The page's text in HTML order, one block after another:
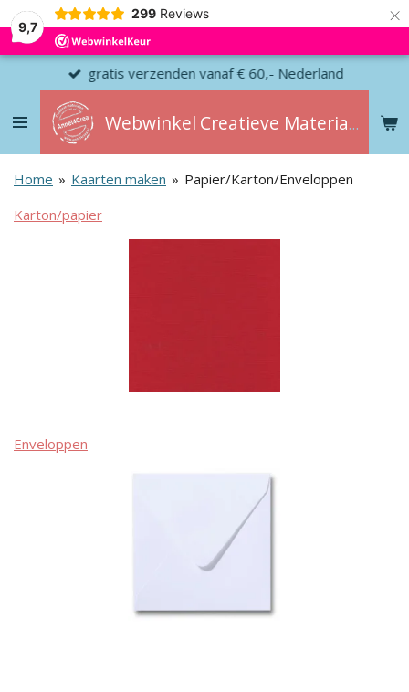
9,7
299 Reviews ×
Webwinkel Creatieve Materialen
gratis verzenden vanaf € 60,- Nederland
Home » Kaarten maken » Papier/Karton/Enveloppen
Karton/papier
Enveloppen